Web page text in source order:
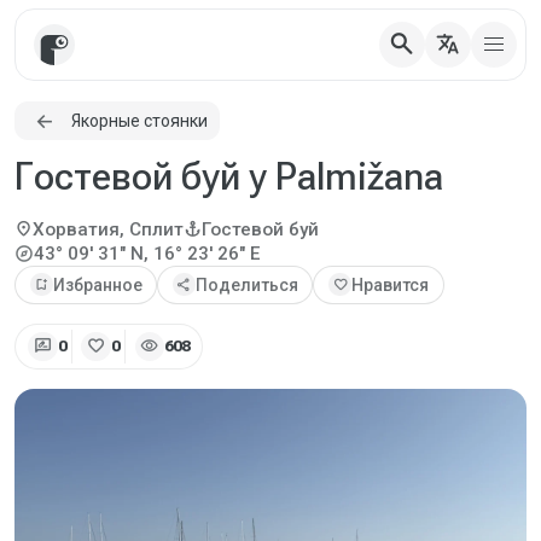
search translate
Якорные стоянки
Гостевой буй у Palmižana
location_onХорватия, СплитanchorГостевой буй
explore43° 09' 31" N, 16° 23' 26" E
bookmark_add Избранное share Поделиться favorite Нравится
rate_review 0 favorite 0 visibility 608